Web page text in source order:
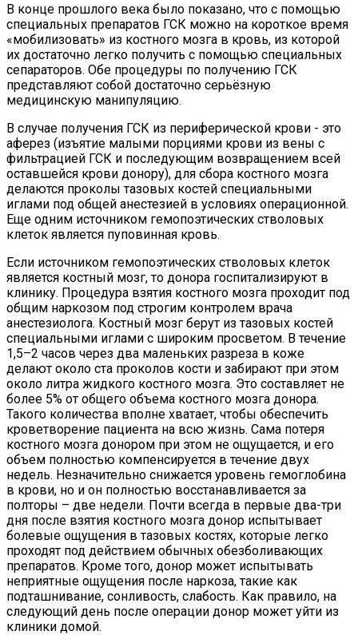
В конце прошлого века было показано, что с помощью
специальных препаратов ГСК можно на короткое время
«мобилизовать» из костного мозга в кровь, из которой
их достаточно легко получить с помощью специальных
сепараторов. Обе процедуры по получению ГСК
представляют собой достаточно серьёзную
медицинскую манипуляцию.
В случае получения ГСК из периферической крови - это
аферез (изъятие малыми порциями крови из вены с
фильтрацией ГСК и последующим возвращением всей
оставшейся крови донору), для сбора костного мозга
делаются проколы тазовых костей специальными
иглами под общей анестезией в условиях операционной.
Еще одним источником гемопоэтических стволовых
клеток является пуповинная кровь.
Если источником гемопоэтических стволовых клеток
является костный мозг, то донора госпитализируют в
клинику. Процедура взятия костного мозга проходит под
общим наркозом под строгим контролем врача
анестезиолога. Костный мозг берут из тазовых костей
специальными иглами с широким просветом. В течение
1,5–2 часов через два маленьких разреза в коже
делают около ста проколов кости и забирают при этом
около литра жидкого костного мозга. Это составляет не
более 5% от общего объема костного мозга донора.
Такого количества вполне хватает, чтобы обеспечить
кроветворение пациента на всю жизнь. Сама потеря
костного мозга донором при этом не ощущается, и его
объем полностью компенсируется в течение двух
недель. Незначительно снижается уровень гемоглобина
в крови, но и он полностью восстанавливается за
полторы – две недели. Почти всегда в первые два-три
дня после взятия костного мозга донор испытывает
болевые ощущения в тазовых костях, которые легко
проходят под действием обычных обезболивающих
препаратов. Кроме того, донор может испытывать
неприятные ощущения после наркоза, такие как
подташнивание, сонливость, слабость. Как правило, на
следующий день после операции донор может уйти из
клиники домой.